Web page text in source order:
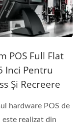
POS Full Flat
Inci Pentru
Și Recreere
hardware POS de
este realizat din